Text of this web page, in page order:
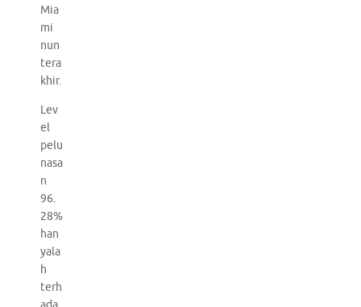
Mia
mi
nun
tera
khir.
Lev
el
pelu
nasa
n
96.
28%
han
yala
h
terh